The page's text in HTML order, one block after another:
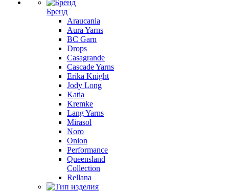
Бренд
Araucania
Aura Yarns
BC Garn
Drops
Casagrande
Cascade Yarns
Erika Knight
Jody Long
Katia
Kremke
Lang Yarns
Mirasol
Noro
Onion
Performance
Queensland
Collection
Rellana